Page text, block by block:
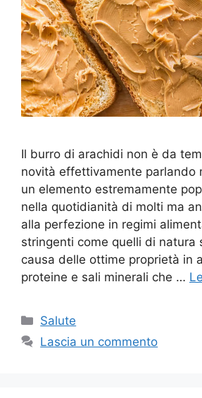
Il burro di arachidi non è da
novità effettivamente parlando
un elemento estremamente
nella quotidianità di molti ma
alla perfezione in regimi
stringenti come quelli di natura
causa delle ottime proprietà in
proteine e sali minerali che …
Categorie
Salute
Lascia un commento